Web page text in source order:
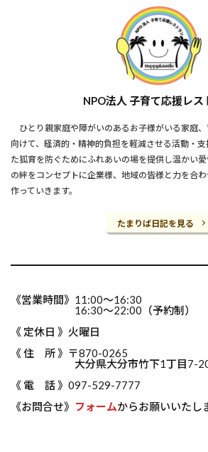
NPO法人 子育て応援レス
ひとり親家庭や障がいのあるお子様がいる家庭
向けて、経済的・精神的負担を軽減させる活動・
た狐育を防ぐためにふれあいの場を提供し温かい
の絆をコンセプトに企業様、地域の皆様と力を合
作っていきます。
たまりば日記を見る
《営業時間》11:00～16:30
16:30～22:00（予約制）
《 定休日 》火曜日
《 住 所 》〒870-0265
大分県大分市竹下1丁目7-
《 電 話 》097-529-7777
《お問合せ》 フォームからお願いいたし